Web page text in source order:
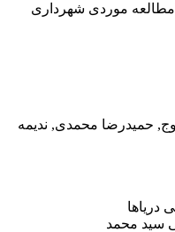
موردی شهرداری
حمیدرضا محمدی, ندیمه
دریاها
سید محمد